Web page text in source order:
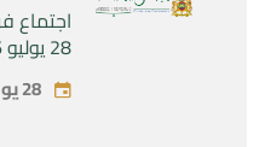
اجتماع
28 يوليو 2026
28 يوليوز 2026